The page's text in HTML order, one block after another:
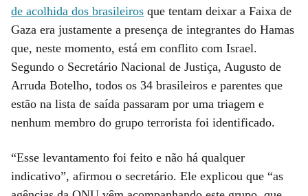
de acolhida dos brasileiros que tentam deixar a Faixa de
Gaza era justamente a presença de integrantes do Hamas
que, neste momento, está em conflito com Israel.
Segundo o Secretário Nacional de Justiça, Augusto de
Arruda Botelho, todos os 34 brasileiros e parentes que
estão na lista de saída passaram por uma triagem e
nenhum membro do grupo terrorista foi identificado.
“Esse levantamento foi feito e não há qualquer
indicativo”, afirmou o secretário. Ele explicou que “as